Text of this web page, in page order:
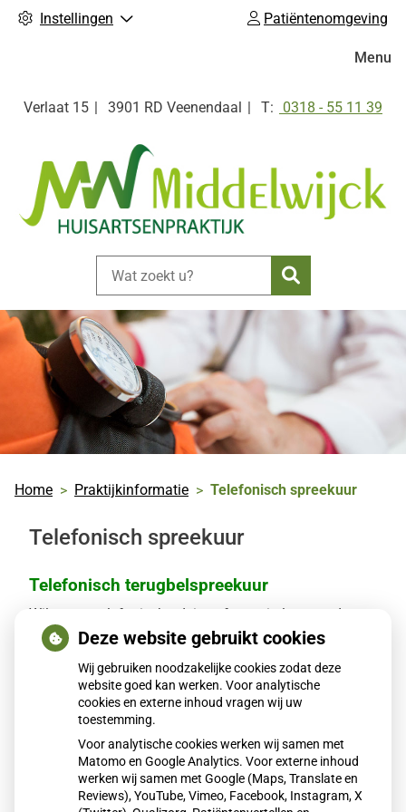
Instellingen Patiëntenomgeving
Verlaat 15 3901 RD Veenendaal Tel:
0318 - 55 11 39
Zoeken
Menu
Home Praktijkinformatie Telefonisch spreekuur
Telefonisch spreekuur
Telefonisch terugbelspreekuur
Wilt u een telefonisch advies of een uitslag met de
huisarts bespreken, dan kunt u om een telefonisch
consult vragen.
Voor het aanvragen van een telefonisch consult
dezelfde dagkunt u het beste tussen
08.00 en 10.00
bellen. De assistente plant dan een afspraak voor
u in op het telefonische spreekuur van de huisarts.
Uitslagen
Deze website gebruikt cookies
Wij gebruiken noodzakelijke cookies zodat deze
website goed kan werken. Voor analytische
cookies en externe inhoud vragen wij uw
toestemming.
Voor analytische cookies werken wij samen met
Matomo en Google Analytics. Voor externe inhoud
werken wij samen met Google (Maps, Translate en
Reviews), YouTube, Vimeo, Facebook, Instagram, X